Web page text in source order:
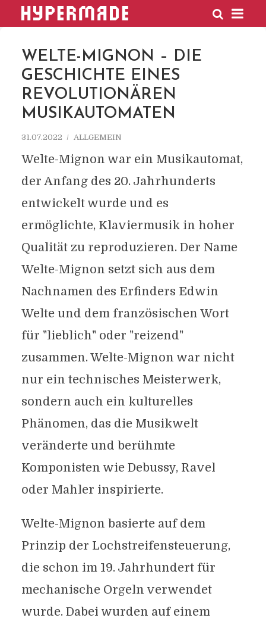
HYPERMADE
WELTE-MIGNON – DIE
GESCHICHTE EINES
REVOLUTIONÄREN
MUSIKAUTOMATEN
31.07.2022 ALLGEMEIN
Welte-Mignon war ein Musikautomat,
der Anfang des 20. Jahrhunderts
entwickelt wurde und es
ermöglichte, Klaviermusik in hoher
Qualität zu reproduzieren. Der Name
Welte-Mignon setzt sich aus dem
Nachnamen des Erfinders Edwin
Welte und dem französischen Wort
für "lieblich" oder "reizend"
zusammen. Welte-Mignon war nicht
nur ein technisches Meisterwerk,
sondern auch ein kulturelles
Phänomen, das die Musikwelt
veränderte und berühmte
Komponisten wie Debussy, Ravel
oder Mahler inspirierte.
Welte-Mignon basierte auf dem
Prinzip der Lochstreifensteuerung,
die schon im 19. Jahrhundert für
mechanische Orgeln verwendet
wurde. Dabei wurden auf einem